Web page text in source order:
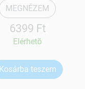
MEGNÉZEM
6399 Ft
Elérhetõ
Kosárba teszem